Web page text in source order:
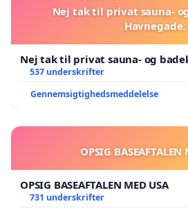
Nej tak til privat sauna-
Havnegade.
Nej tak til privat sauna- og
537 underskrifter
Gennemsigtighedsmeddelelse
OPSIG BASEAFTALEN
OPSIG BASEAFTALEN MED USA
731 underskrifter